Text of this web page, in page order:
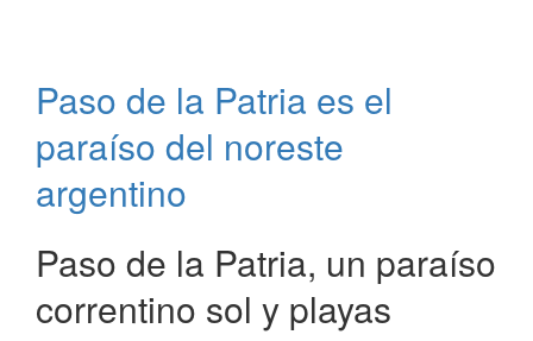
Paso de la Patria es el
paraíso del noreste
argentino
Paso de la Patria, un paraíso
correntino sol y playas